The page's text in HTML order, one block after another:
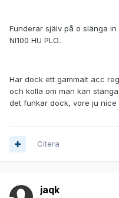
Funderar själv på o slänga
Nl100 HU PLO..
Har dock ett gammalt acc
och kolla om man kan
det funkar dock, vore ju nice
Citera
jaqk